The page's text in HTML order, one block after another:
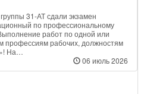
31‑АТ сдали экзамен
по профессиональному
работ по одной или
профессиям рабочих, должностям
На…
06 июль 2026